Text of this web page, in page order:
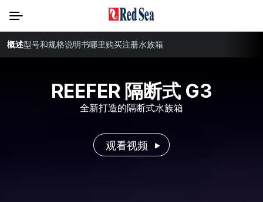
概述型号和规格说明书哪里购买注册水族箱
REEFER 隔断式 G3
全新打造的隔断式水族箱
观看视频